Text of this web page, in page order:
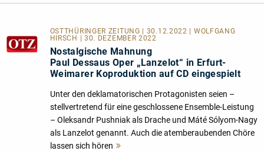
OSTTHÜRINGER ZEITUNG | 30.12.2022 | WOLFGANG
HIRSCH | 30. DEZEMBER 2022
Nostalgische Mahnung
Paul Dessaus Oper „Lanzelot“ in Erfurt-
Weimarer Koproduktion auf CD eingespielt
Unter den deklamatorischen Protagonisten seien –
stellvertretend für eine geschlossene Ensemble-Leistung
– Oleksandr Pushniak als Drache und Máté Sólyom-Nagy
als Lanzelot genannt. Auch die atemberaubenden Chöre
lassen sich hören